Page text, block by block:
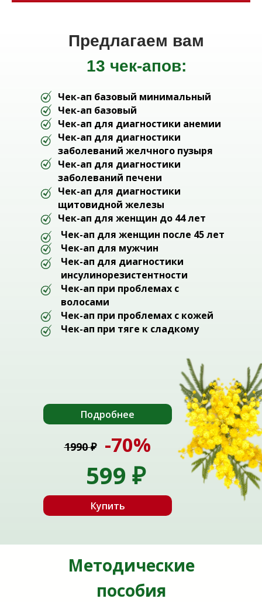
Чек-ап базовый минимальный
Чек-ап базовый
Чек-ап для диагностики анемии
Чек-ап для диагностики
заболеваний желчного пузыря
Чек-ап для диагностики
заболеваний печени
Чек-ап для диагностики
щитовидной железы
Чек-ап для женщин до 44 лет
Предлагаем вам
13 чек-апов:
Купить
Чек-ап для женщин после 45 лет
Чек-ап для мужчин
Чек-ап для диагностики
инсулинорезистентности
Чек-ап при проблемах с
волосами
Чек-ап при проблемах с кожей
Чек-ап при тяге к сладкому
599 ₽
Подробнее
1990₽ -70%
Методические
пособия